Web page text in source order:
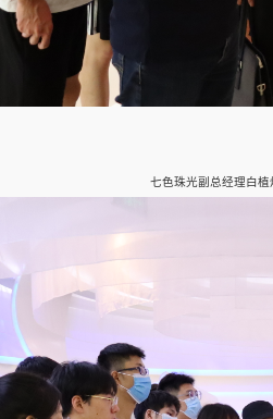
七色珠光副总经理白